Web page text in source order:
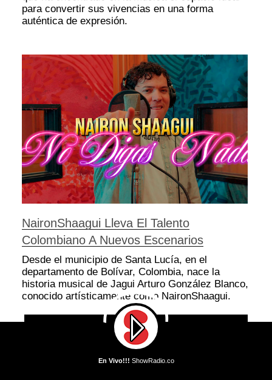
para convertir sus vivencias en una forma
auténtica de expresión.
NaironShaagui Lleva El Talento
Colombiano A Nuevos Escenarios
Desde el municipio de Santa Lucía, en el
departamento de Bolívar, Colombia, nace la
historia musical de Jagui Arturo González Blanco,
conocido artísticamente como NaironShaagui.
En Vivo!!! ShowRadio.co